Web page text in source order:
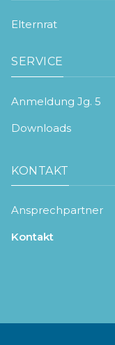
Elternrat
SERVICE
Anmeldung Jg. 5
Downloads
KONTAKT
Ansprechpartner
Kontakt